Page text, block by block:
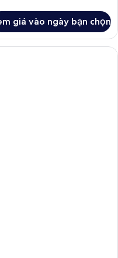
giá vào ngày bạn chọn